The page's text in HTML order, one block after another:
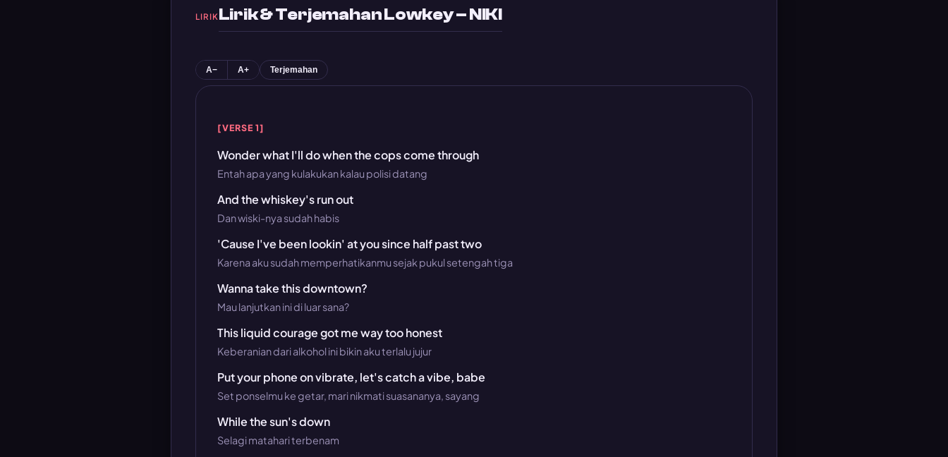
LIRIKLirik & Terjemahan Lowkey – NIKI
A− A+ Terjemahan
[VERSE 1]
Wonder what I'll do when the cops come through
Entah apa yang kulakukan kalau polisi datang
And the whiskey's run out
Dan wiski-nya sudah habis
'Cause I've been lookin' at you since half past two
Karena aku sudah memperhatikanmu sejak pukul setengah tiga
Wanna take this downtown?
Mau lanjutkan ini di luar sana?
This liquid courage got me way too honest
Keberanian dari alkohol ini bikin aku terlalu jujur
Put your phone on vibrate, let's catch a vibe, babe
Set ponselmu ke getar, mari nikmati suasananya, sayang
While the sun's down
Selagi matahari terbenam